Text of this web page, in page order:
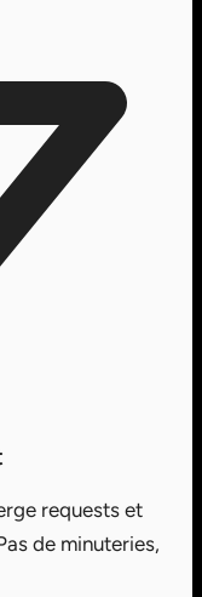
requests et
de minuteries,